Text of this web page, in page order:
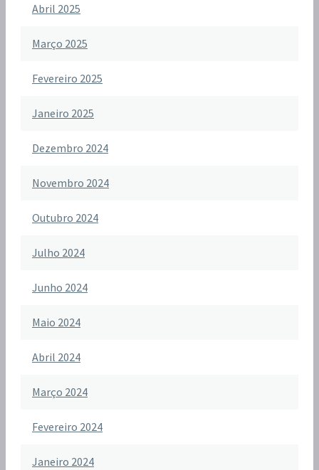
Abril 2025
Março 2025
Fevereiro 2025
Janeiro 2025
Dezembro 2024
Novembro 2024
Outubro 2024
Julho 2024
Junho 2024
Maio 2024
Abril 2024
Março 2024
Fevereiro 2024
Janeiro 2024